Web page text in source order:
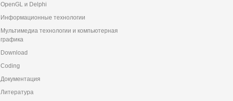
OpenGL и Delphi
Информационные технологии
Мультимедиа технологии и компьютерная
графика
Download
Coding
Документация
Литература